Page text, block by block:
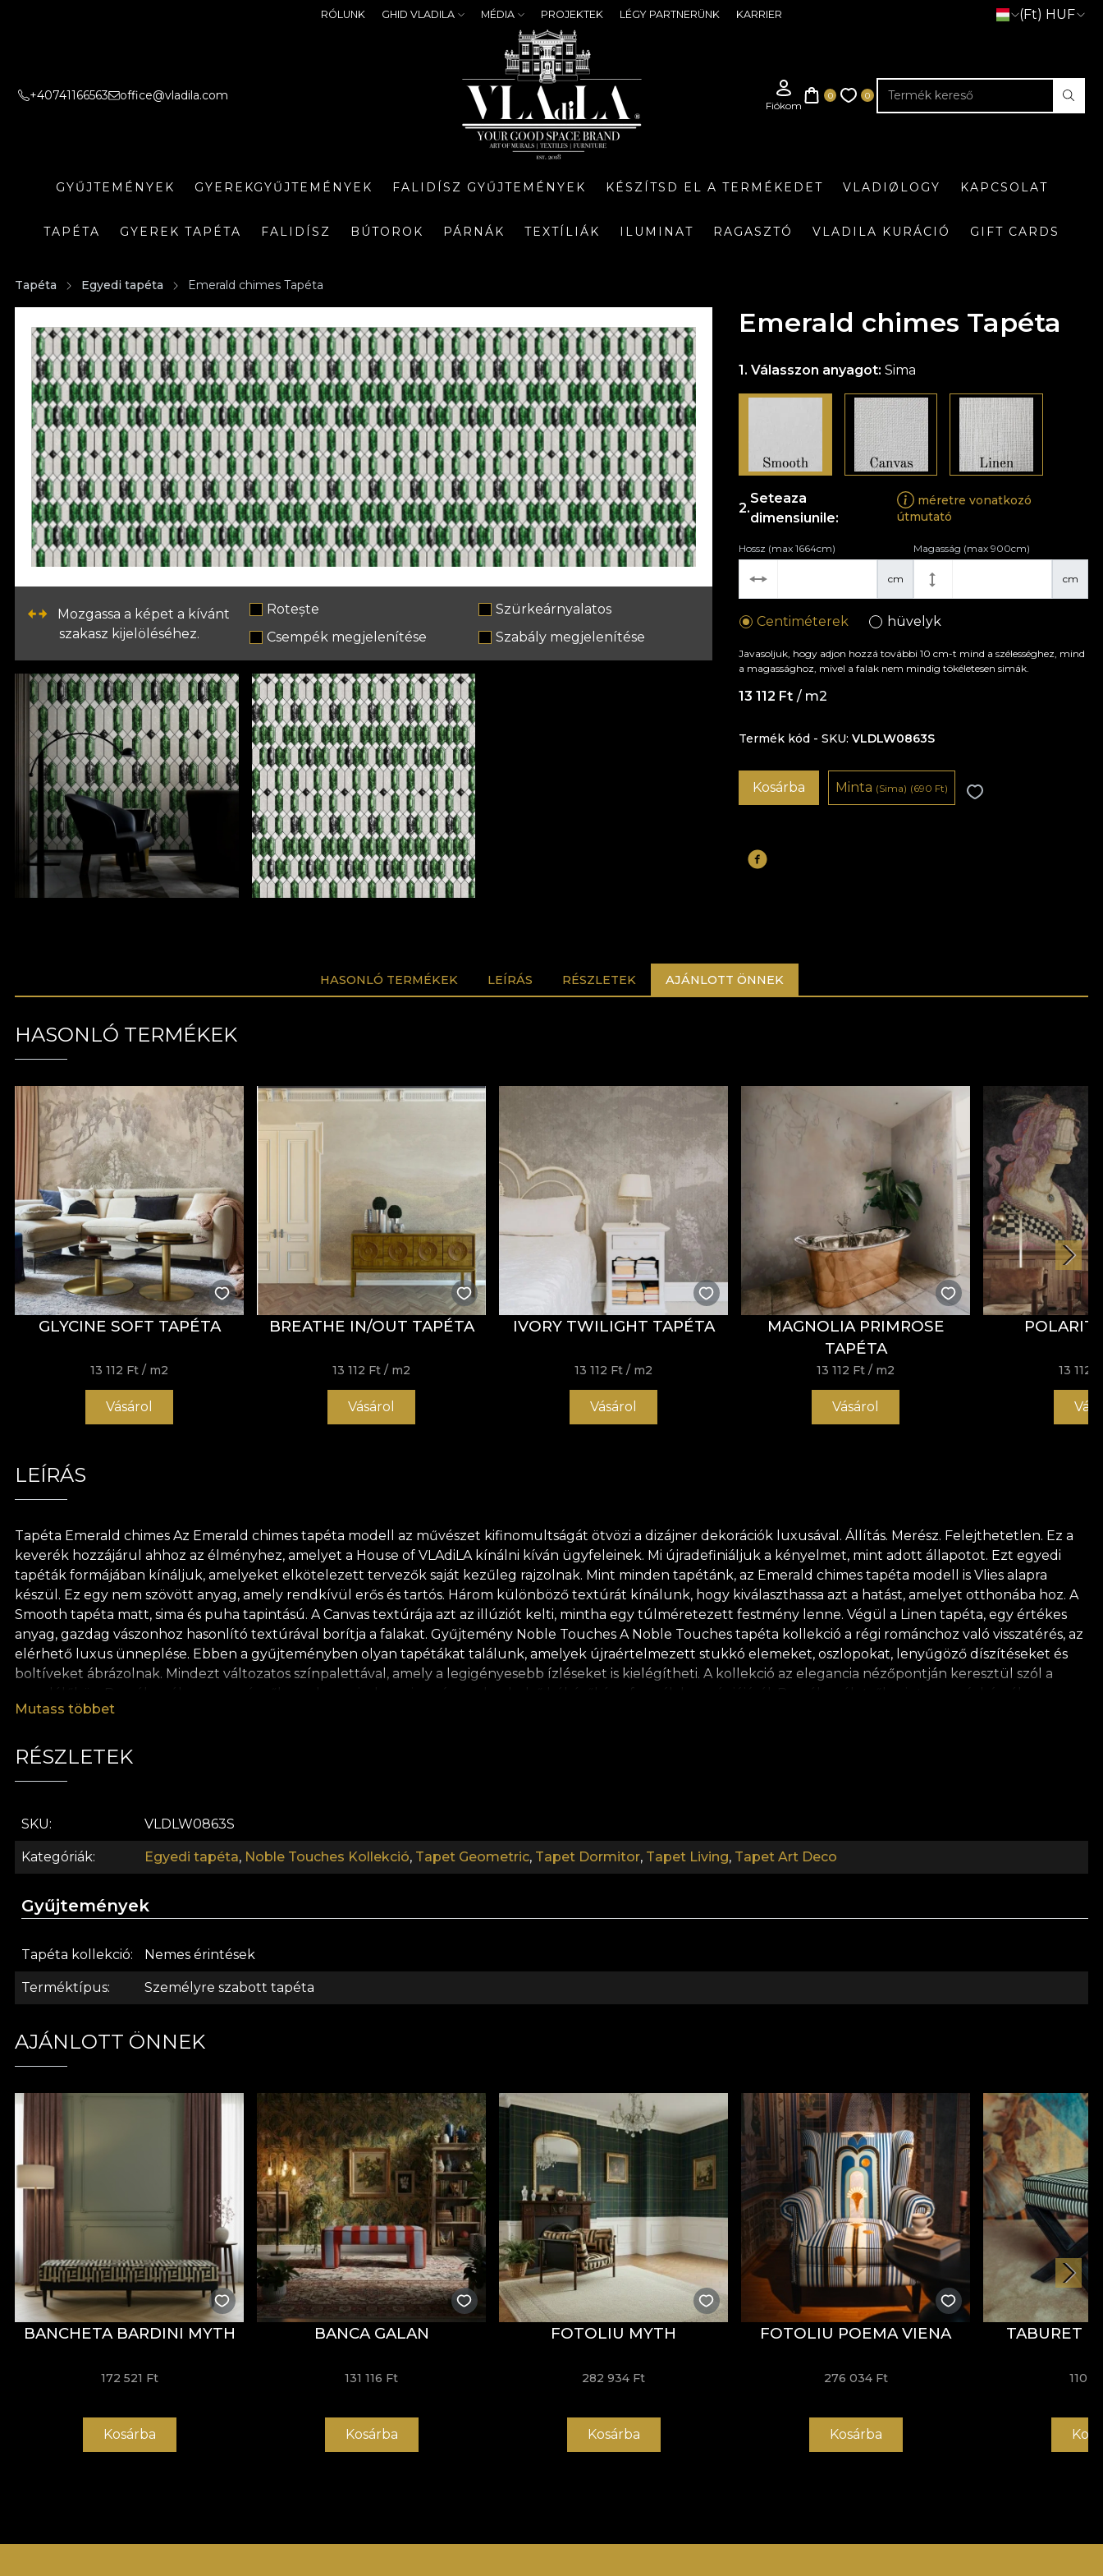
RÓLUNK GHID VLADILA MÉDIA PROJEKTEK LÉGY PARTNERÜNK KARRIER (Ft) HUF
+40741166563 office@vladila.com
GYŰJTEMÉNYEK GYEREKGYŰJTEMÉNYEK FALIDÍSZ GYŰJTEMÉNYEK KÉSZÍTSD EL A TERMÉKEDET VLADIØLOGY KAPCSOLAT
TAPÉTA GYEREK TAPÉTA FALIDÍSZ BÚTOROK PÁRNÁK TEXTÍLIÁK ILUMINAT RAGASZTÓ VLADILA KURÁCIÓ GIFT CARDS
Tapéta Egyedi tapéta Emerald chimes Tapéta
Mozgassa a képet a kívánt
szakasz kijelöléséhez.
Rotește
Szürkeárnyalatos
Csempék megjelenítése
Szabály megjelenítése
Emerald chimes Tapéta
Válasszon anyagot:Sima
Seteaza
dimensiunile:
méretre vonatkozó
útmutató
cm
Hossz (max 1664cm)
cm
Magasság (max 900cm)
Centiméterek hüvelyk
Javasoljuk, hogy adjon hozzá további 10 cm-t mind a szélességhez, mind
a magassághoz, mivel a falak nem mindig tökéletesen simák.
13 112 Ft / m2
Termék kód - SKU VLDLW0863S
Kosárba Minta (Sima) (690 Ft)
HASONLÓ TERMÉKEK LEÍRÁS RÉSZLETEK AJÁNLOTT ÖNNEK
HASONLÓ TERMÉKEK
GLYCINE SOFT TAPÉTA
13 112 Ft / m2
Vásárol
BREATHE IN/OUT TAPÉTA
13 112 Ft / m2
Vásárol
IVORY TWILIGHT TAPÉTA
13 112 Ft / m2
Vásárol
MAGNOLIA PRIMROSE
TAPÉTA
13 112 Ft / m2
Vásárol
13 112
LEÍRÁS
Tapéta Emerald chimes Az Emerald chimes tapéta modell az művészet kifinomultságát ötvözi a dizájner dekorációk luxusával. Állítás. Merész. Felejthetetlen. Ez a
keverék hozzájárul ahhoz az élményhez, amelyet a House of VLAdiLA kínálni kíván ügyfeleinek. Mi újradefiniáljuk a kényelmet, mint adott állapotot. Ezt egyedi
tapéták formájában kínáljuk, amelyeket elkötelezett tervezők saját kezűleg rajzolnak. Mint minden tapétánk, az Emerald chimes tapéta modell is Vlies alapra
készül. Ez egy nem szövött anyag, amely rendkívül erős és tartós. Három különböző textúrát kínálunk, hogy kiválaszthassa azt a hatást, amelyet otthonába hoz. A
Smooth tapéta matt, sima és puha tapintású. A Canvas textúrája azt az illúziót kelti, mintha egy túlméretezett festmény lenne. Végül a Linen tapéta, egy értékes
anyag, gazdag vászonhoz hasonlító textúrával borítja a falakat. Gyűjtemény Noble Touches A Noble Touches tapéta kollekció a régi románchoz való visszatérés, az
elérhető luxus ünneplése. Ebben a gyűjteményben olyan tapétákat találunk, amelyek újraértelmezett stukkó elemeket, oszlopokat, lenyűgöző díszítéseket és
boltíveket ábrázolnak. Mindezt változatos színpalettával, amely a legigényesebb ízléseket is kielégítheti. A kollekció az elegancia nézőpontján keresztül szól a
életről, amely művészeti rangra emelkedik. Magunkat a közösségi együttlét kísérletének tekintjük, mert tanulunk élni magunkkal és egymással. A tér ennek a
sem egyszerű egy üres vászonban, amely életre kíván kelni. Semmi sem egyszerű egy egyenes vonalban, amely önmagában rengeteg lehetőséget rejt. A
tapétánk természetes, környezetbarát és biológiailag lebomló anyagokból készül. ** A House of VLAdiLA javasolja saját ragasztójának alkalmazását a tapéta
felhelyezésekor. Így gyors, biztonságos és hatékony újradekorálási folyamatban lehet részed, amely megfelel a legmagasabb minőségi szabványoknak.
Mutass többet
RÉSZLETEK
SKU VLDLW0863S
Kategóriák Egyedi tapéta, Noble Touches Kollekció, Tapet Geometric, Tapet Dormitor, Tapet Living, Tapet Art Deco
Gyűjtemények
Tapéta kollekció Nemes érintések
Terméktípus Személyre szabott tapéta
AJÁNLOTT ÖNNEK
BANCHETA BARDINI MYTH
172 521 Ft
Kosárba
BANCA GALAN
131 116 Ft
Kosárba
FOTOLIU MYTH
282 934 Ft
Kosárba
FOTOLIU POEMA VIENA
276 034 Ft
Kosárba
TABURET
110